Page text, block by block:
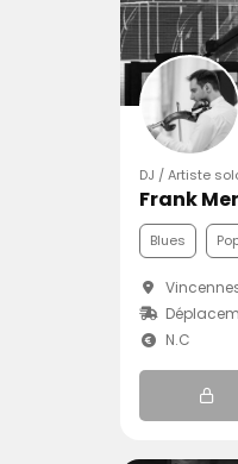
DJ / Artiste
Frank
Blues
N.C